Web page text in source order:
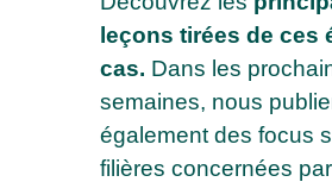
leçons tirées de ces
cas. Dans les
semaines, nous
également des focus
filières concernées